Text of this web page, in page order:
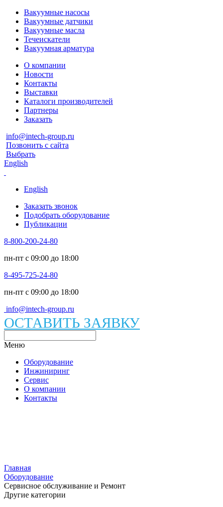
Вакуумные насосы
Вакуумные датчики
Вакуумные масла
Течеискатели
Вакуумная арматура
О компании
Новости
Контакты
Выставки
Каталоги производителей
Партнеры
Заказать
info@intech-group.ru
Позвонить с сайта
Выбрать
English
English
Заказать звонок
Подобрать оборудование
Публикации
8-800-200-24-80
пн-пт c 09:00 до 18:00
8-495-725-24-80
пн-пт c 09:00 до 18:00
info@intech-group.ru
ОСТАВИТЬ ЗАЯВКУ
Меню
Оборудование
Инжиниринг
Сервис
О компании
Контакты
Главная
Оборудование
Сервисное обслуживание и Ремонт
Другие категории